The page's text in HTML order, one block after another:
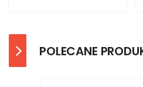
POLECANE